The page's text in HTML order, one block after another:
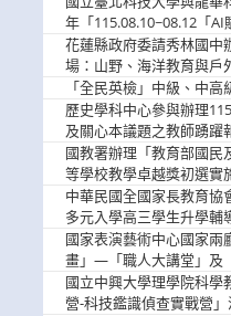
年「115.08.10~08.12「
歡迎學生踴躍報名參加
花蓮縣政府委請秀林國中
場：山野、海洋教育與戶
參加
「全民英檢」中級、中
歷史學科中心參與辦理
及關心本議題之教師踴躍
國教署辦理「教育部國民
等學校教學卓越獎初選實
中華民國全國家長教育協
多元入學高三學生升學輔
國家表演藝術中心國家兩
畫」—「職人大講堂」及
參與。
國立中興大學理學院科學
營-科技鑑識偵查實戰營